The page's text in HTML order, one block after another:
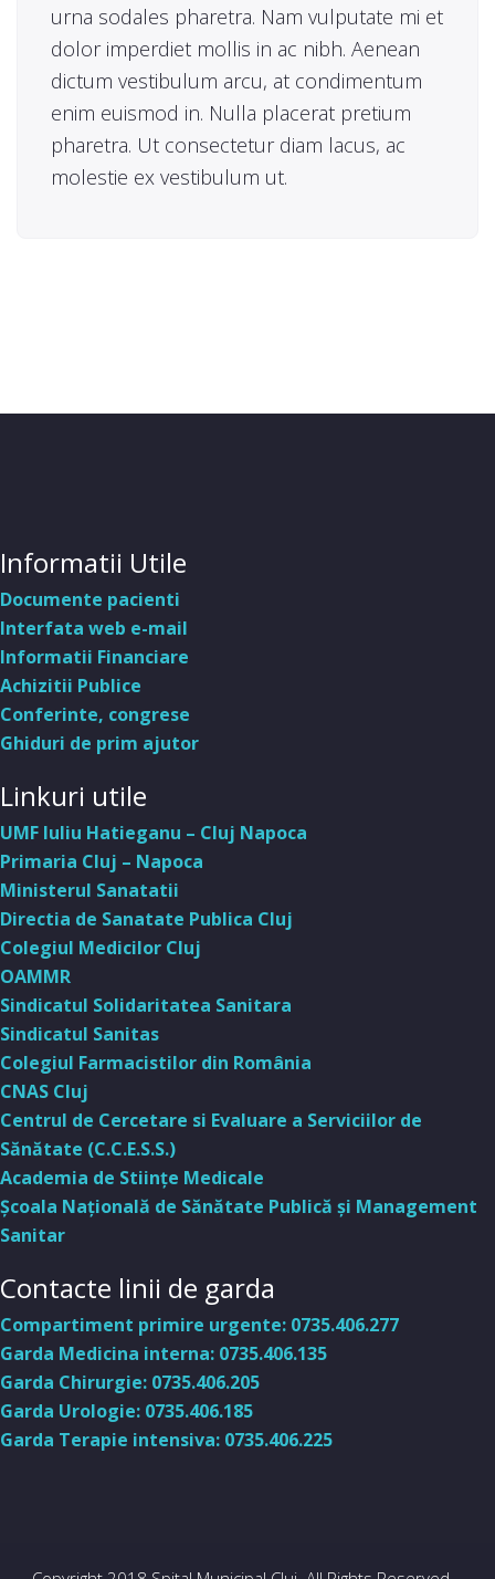
urna sodales pharetra. Nam vulputate mi et
dolor imperdiet mollis in ac nibh. Aenean
dictum vestibulum arcu, at condimentum
enim euismod in. Nulla placerat pretium
pharetra. Ut consectetur diam lacus, ac
molestie ex vestibulum ut.
Informatii Utile
Documente pacienti
Interfata web e-mail
Informatii Financiare
Achizitii Publice
Conferinte, congrese
Ghiduri de prim ajutor
Linkuri utile
UMF Iuliu Hatieganu – Cluj Napoca
Primaria Cluj – Napoca
Ministerul Sanatatii
Directia de Sanatate Publica Cluj
Colegiul Medicilor Cluj
OAMMR
Sindicatul Solidaritatea Sanitara
Sindicatul Sanitas
Colegiul Farmacistilor din România
CNAS Cluj
Centrul de Cercetare si Evaluare a Serviciilor de
Sănătate (C.C.E.S.S.)
Academia de Stiinţe Medicale
Şcoala Naţională de Sănătate Publică şi Management
Sanitar
Contacte linii de garda
Compartiment primire urgente: 0735.406.277
Garda Medicina interna: 0735.406.135
Garda Chirurgie: 0735.406.205
Garda Urologie: 0735.406.185
Garda Terapie intensiva: 0735.406.225